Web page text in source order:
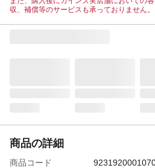
収、補償等のサービスも承っておりません。
商品の詳細
商品コード